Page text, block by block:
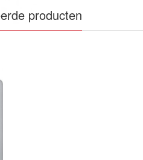
producten